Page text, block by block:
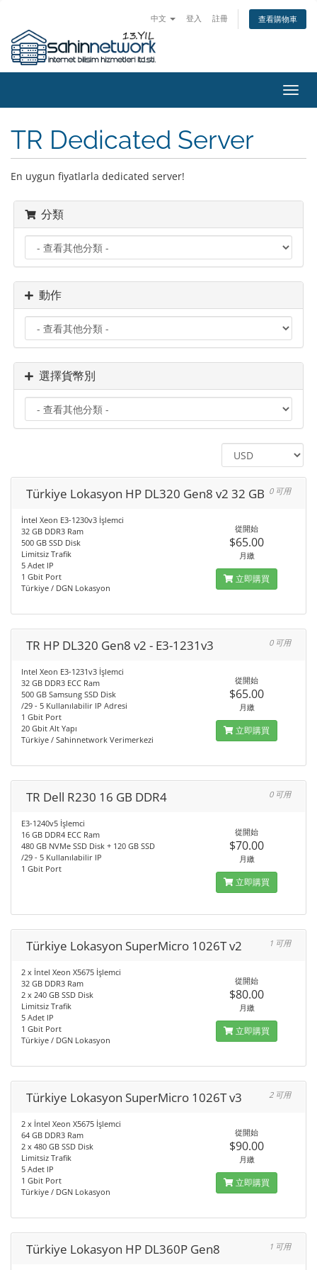
中文 登入 註冊 查看購物車
切
換
TR Dedicated Server
En uygun fiyatlarla dedicated server!
分類
動作
選擇貨幣別
Türkiye Lokasyon HP DL320 Gen8 v2 32 GB 0 可用
İntel Xeon E3-1230v3 İşlemci
32 GB DDR3 Ram
500 GB SSD Disk
Limitsiz Trafik
5 Adet IP
1 Gbit Port
Türkiye / DGN Lokasyon
從開始
$65.00
月繳
立即購買
TR HP DL320 Gen8 v2 - E3-1231v3 0 可用
Intel Xeon E3-1231v3 İşlemci
32 GB DDR3 ECC Ram
500 GB Samsung SSD Disk
/29 - 5 Kullanılabilir IP Adresi
1 Gbit Port
20 Gbit Alt Yapı
Türkiye / Sahinnetwork Verimerkezi
從開始
$65.00
月繳
立即購買
TR Dell R230 16 GB DDR4 0 可用
E3-1240v5 İşlemci
16 GB DDR4 ECC Ram
480 GB NVMe SSD Disk + 120 GB SSD
/29 - 5 Kullanılabilir IP
1 Gbit Port
從開始
$70.00
月繳
立即購買
Türkiye Lokasyon SuperMicro 1026T v2 1 可用
2 x İntel Xeon X5675 İşlemci
32 GB DDR3 Ram
2 x 240 GB SSD Disk
Limitsiz Trafik
5 Adet IP
1 Gbit Port
Türkiye / DGN Lokasyon
從開始
$80.00
月繳
立即購買
Türkiye Lokasyon SuperMicro 1026T v3 2 可用
2 x İntel Xeon X5675 İşlemci
64 GB DDR3 Ram
2 x 480 GB SSD Disk
Limitsiz Trafik
5 Adet IP
1 Gbit Port
Türkiye / DGN Lokasyon
從開始
$90.00
月繳
立即購買
Türkiye Lokasyon HP DL360P Gen8 1 可用